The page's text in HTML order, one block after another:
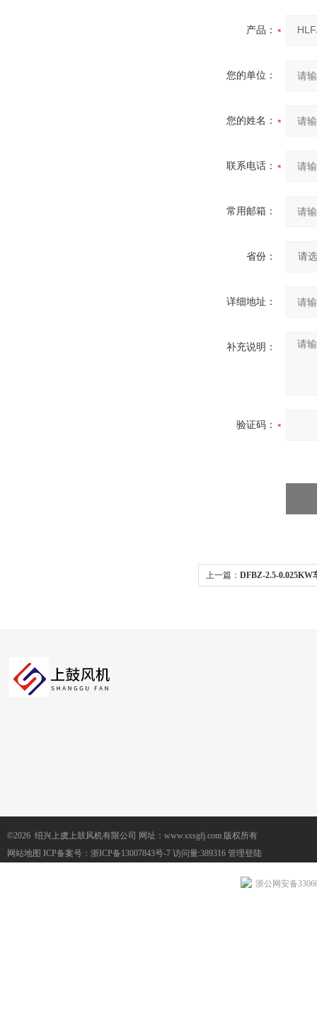
产品：
您的单位：
您的姓名：
联系电话：
常用邮箱：
省份：
详细地址：
补充说明：
验证码：
上一篇： DFBZ-2.5-0.025KW
©2026 绍兴上虞上鼓风机有限公司 网址：www.sxsgfj.com 版权所有
网站地图 ICP备案号： 浙ICP备13007843号-7 访问量:389316 管理登陆
浙公网安备